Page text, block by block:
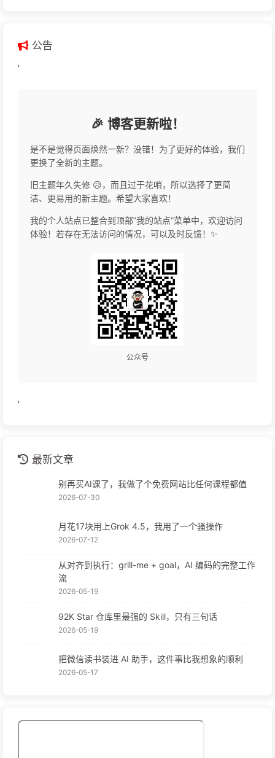
公告
'
🎉 博客更新啦！
是不是觉得页面焕然一新？没错！为了更好的体验，我们
更换了全新的主题。
旧主题年久失修 😥，而且过于花哨，所以选择了更简
洁、更易用的新主题。希望大家喜欢！
我的个人站点已整合到顶部"我的站点"菜单中，欢迎访问
体验！若存在无法访问的情况，可以及时反馈！✨
公众号
'
最新文章
别再买AI课了，我做了个免费网站比任何课程都值
2026-07-30
月花17块用上Grok 4.5，我用了一个骚操作
2026-07-12
从对齐到执行：grill-me + goal，AI 编码的完整工作
流
2026-05-19
92K Star 仓库里最强的 Skill，只有三句话
2026-05-19
把微信读书装进 AI 助手，这件事比我想象的顺利
2026-05-17